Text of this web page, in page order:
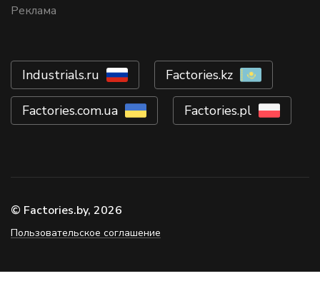
Реклама
Industrials.ru Factories.kz
Factories.com.ua Factories.pl
© Factories.by, 2026
Пользовательское соглашение